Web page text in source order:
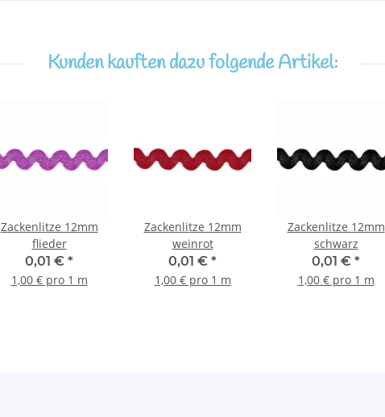
Kunden kauften dazu folgende Artikel:
Zackenlitze 12mm
flieder
0,01 € *
1,00 € pro 1 m
Zackenlitze 12mm
weinrot
0,01 € *
1,00 € pro 1 m
Zackenlitze 12mm
schwarz
0,01 € *
1,00 € pro 1 m